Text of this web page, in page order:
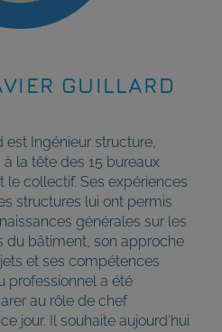
GUILLARD
est Ingénieur structure,
la tête des 15 bureaux
le collectif. Ses expériences
structures lui ont permis
générales sur les
du bâtiment, son approche
et ses compétences
professionnel a été
au rôle de chef
jour. Il souhaite aujourd’hui